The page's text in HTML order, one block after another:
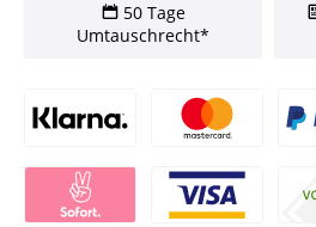
50 Tage
Umtauschrecht*